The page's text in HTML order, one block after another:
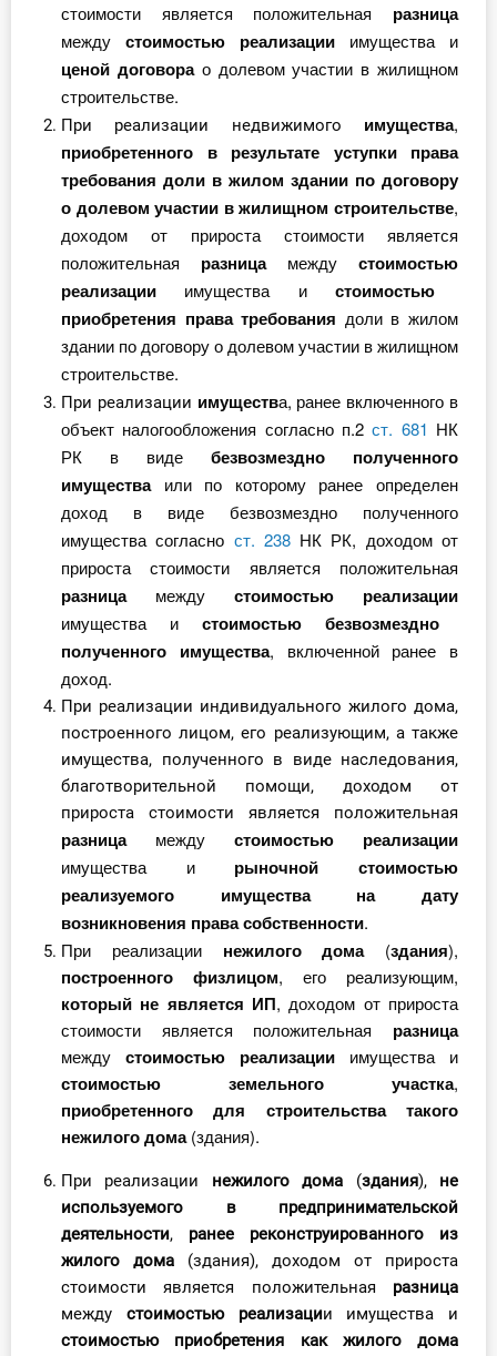
стоимости является положительная разница
между стоимостью реализации имуществаи
ценой договорао долевом участии в жилищном
строительстве.
При реализации недвижимого имущества,
приобретенного в результате уступки права
требования доли в жилом здании по договору
о долевом участии в жилищном строительстве,
доходом от прироста стоимости является
положительная разницамежду стоимостью
реализации имущества и стоимостью
приобретения праватребования доли в жилом
здании по договору о долевом участии в жилищном
строительстве.
При реализации имущества, ранее включенного в
объект налогообложения согласно п.2ст. 681 НК
РК в виде безвозмездно полученного
имуществаили по которому ранее определен
доход в виде безвозмездно полученного
имущества согласно ст. 238НК РК, доходом от
прироста стоимости является положительная
разницамежду стоимостью реализации
имущества и стоимостью безвозмездно
полученного имущества, включенной ранее в
доход.
При реализации индивидуального жилого дома,
построенного лицом, его реализующим, а также
имущества, полученного в виде наследования,
благотворительной помощи, доходом от
прироста стоимости является положительная
разницамежду стоимостью реализации
имущества и рыночной стоимостью
реализуемого имущества на дату
возникновения права собственности.
При реализации нежилого дома(здания),
построенного физлицом, его реализующим,
который не является ИП, доходом от прироста
стоимости является положительная разница
между стоимостью реализации имущества и
стоимостью земельного участка,
приобретенного для строительства такого
нежилого дома(здания).
При реализации нежилого дома (здания), не
используемого в предпринимательской
деятельности, ранее реконструированного из
жилого дома (здания), доходом от прироста
стоимости является положительная разница
между стоимостью реализации имущества и
стоимостью приобретения как жилого дома